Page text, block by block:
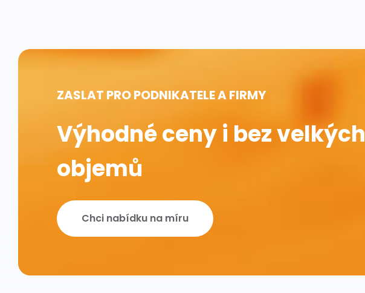
ZASLAT PRO PODNIKATELE A FIRMY
Výhodné ceny i bez velkých
objemů
Chci nabídku na míru